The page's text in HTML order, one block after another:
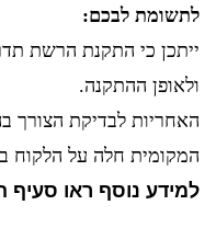
לתשומת לבכם:
ייתכן כי התקנת הרשת
ולאופן ההתקנה.
האחריות לבדיקת הצורך
המקומית חלה על הלקוח
למידע נוסף ראו